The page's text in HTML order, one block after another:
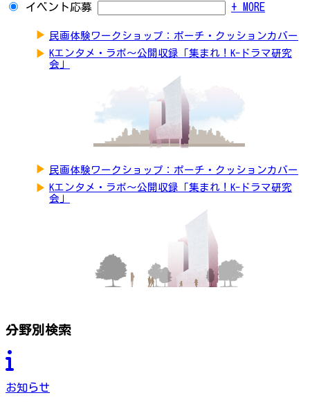
イベント応募 + MORE
▶ 民画体験ワークショップ：ポーチ・クッションカバー
▶ Kエンタメ・ラボ～公開収録「集まれ！K-ドラマ研究
会」
▶ 民画体験ワークショップ：ポーチ・クッションカバー
▶ Kエンタメ・ラボ～公開収録「集まれ！K-ドラマ研究
会」
分野別検索
お知らせ